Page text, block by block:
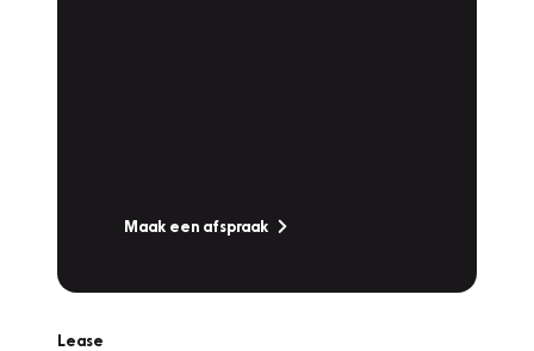
Maak een afspraak
Lease